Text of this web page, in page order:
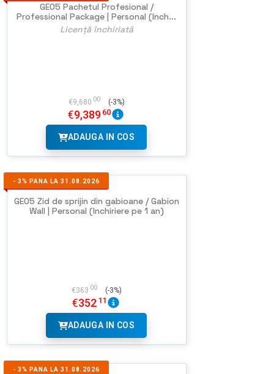
GEO5 Pachetul Profesional /
Professional Package | Personal (Inch...
Licență închiriată
€9,680 00 (-3%)
€9,389 60
ADAUGA IN COS
- 3% PANA LA 31.08.2026
GEO5 Zid de sprijin din gabioane / Gabion
Wall | Personal (Inchiriere pe 1 an)
€363 00 (-3%)
€352 11
ADAUGA IN COS
- 3% PANA LA 31.08.2026